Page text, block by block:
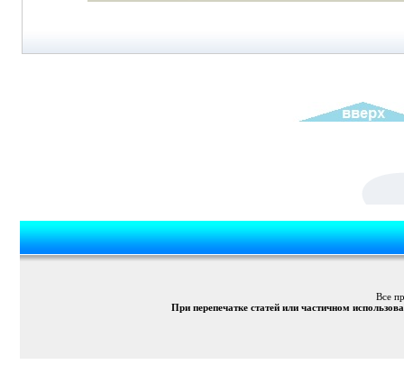
Все
При перепечатке статей или частичном